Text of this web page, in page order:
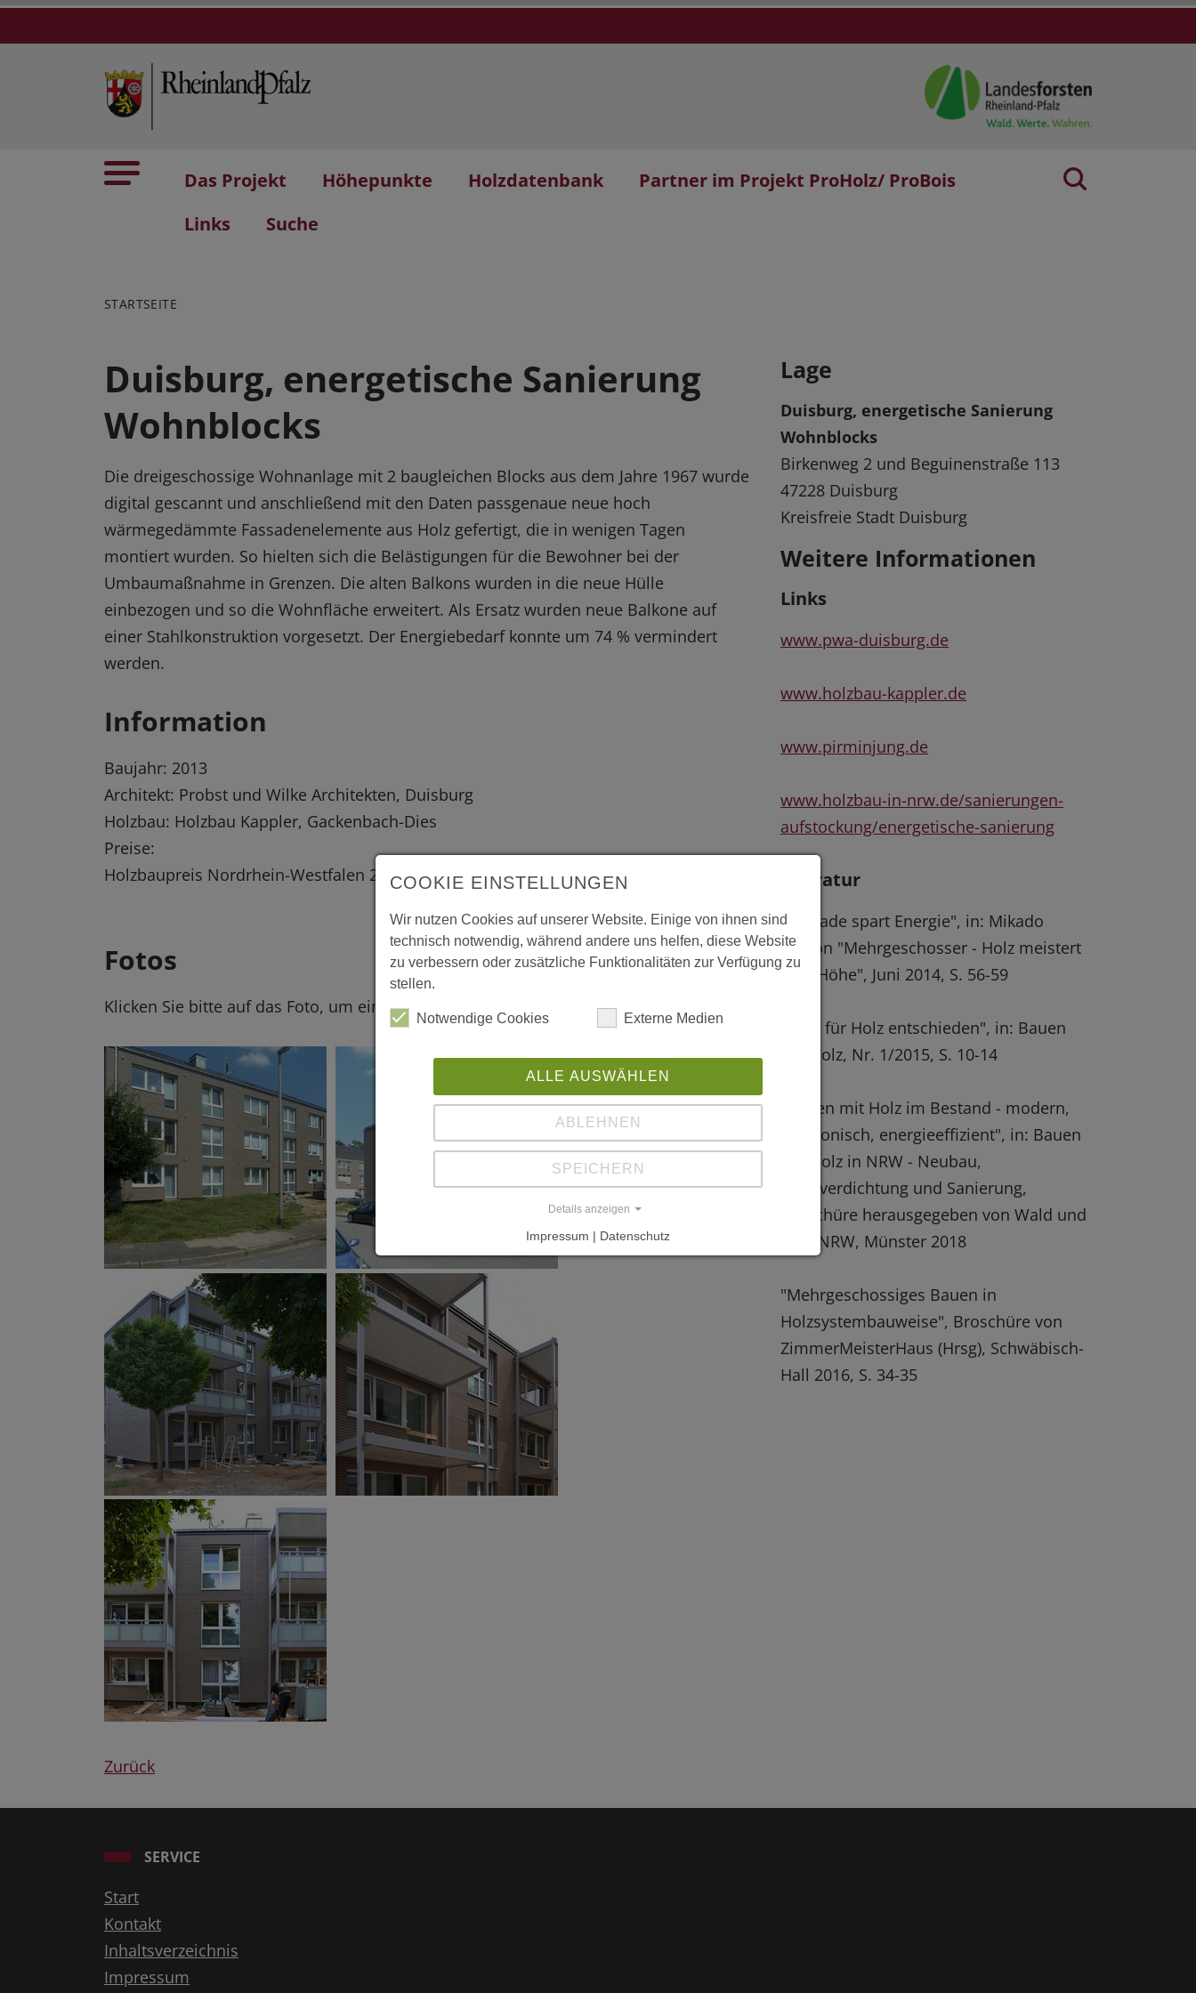
Das Projekt Höhepunkte Holzdatenbank
Partner im Projekt ProHolz/ ProBois
Links
Suche
STARTSEITE
Duisburg, energetische Sanierung
Wohnblocks
Die dreigeschossige Wohnanlage mit 2 baugleichen Blocks aus dem Jahre 1967 wurde
digital gescannt und anschließend mit den Daten passgenaue neue hoch
wärmegedämmte Fassadenelemente aus Holz gefertigt, die in wenigen Tagen
montiert wurden. So hielten sich die Belästigungen für die Bewohner bei der
Umbaumaßnahme in Grenzen. Die alten Balkons wurden in die neue Hülle
einbezogen und so die Wohnfläche erweitert. Als Ersatz wurden neue Balkone auf
einer Stahlkonstruktion vorgesetzt. Der Energiebedarf konnte um 74 % vermindert
werden.
Information
Baujahr: 2013
Architekt: Probst und Wilke Architekten, Duisburg
Holzbau: Holzbau Kappler, Gackenbach-Dies
Preise:
Holzbaupreis Nordrhein-Westfalen 2013, Anerkennung
Fotos
Klicken Sie bitte auf das Foto, um eine vergrößerte Darstellung zu erhalten.
Zurück
Lage
Duisburg, energetische Sanierung
Wohnblocks
Birkenweg 2 und Beguinenstraße 113
47228 Duisburg
Kreisfreie Stadt Duisburg
Weitere Informationen
Links
www.pwa-duisburg.de
www.holzbau-kappler.de
www.pirminjung.de
www.holzbau-in-nrw.de/sanierungen-
aufstockung/energetische-sanierung
Literatur
"Fassade spart Energie", in: Mikado
Edition "Mehrgeschosser - Holz meistert
jede Höhe", Juni 2014, S. 56-59
"Früh für Holz entschieden", in: Bauen
mit Holz, Nr. 1/2015, S. 10-14
"Bauen mit Holz im Bestand - modern,
harmonisch, energieeffizient", in: Bauen
mit Holz in NRW - Neubau,
Nachverdichtung und Sanierung,
Broschüre herausgegeben von Wald und
Holz NRW, Münster 2018
"Mehrgeschossiges Bauen in
Holzsystembauweise", Broschüre von
ZimmerMeisterHaus (Hrsg), Schwäbisch-
Hall 2016, S. 34-35
SERVICE
Start
Kontakt
Inhaltsverzeichnis
Impressum
COOKIE EINSTELLUNGEN
Wir nutzen Cookies auf unserer Website. Einige von ihnen sind
technisch notwendig, während andere uns helfen, diese Website
zu verbessern oder zusätzliche Funktionalitäten zur Verfügung zu
stellen.
Notwendige Cookies Externe Medien
ALLE AUSWÄHLEN
ABLEHNEN
SPEICHERN
Details anzeigen
Impressum | Datenschutz